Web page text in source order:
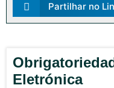
Partilhar no
Eletrónica